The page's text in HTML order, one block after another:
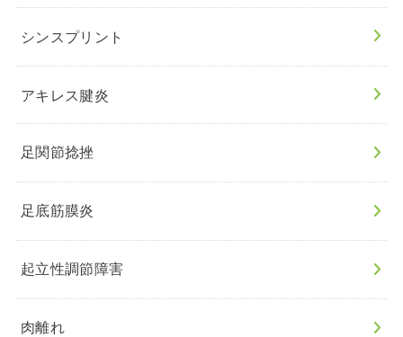
シンスプリント
アキレス腱炎
足関節捻挫
足底筋膜炎
起立性調節障害
肉離れ